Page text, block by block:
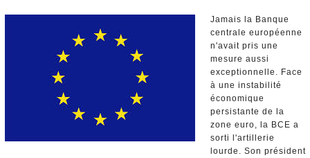
Elections européennes
Jamais la Banque
centrale européenne
n'avait pris une
mesure aussi
exceptionnelle. Face
à une instabilité
économique
persistante de la
zone euro, la BCE a
sorti l'artillerie
lourde. Son président